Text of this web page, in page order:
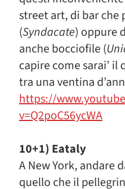
street art, di bar che
(Syndacate) oppure
anche bocciofile (
capire come sarai’
tra una ventina
https://
v=Q2poC56ycWA
10+1) Eataly
A New York, andare
quello che il